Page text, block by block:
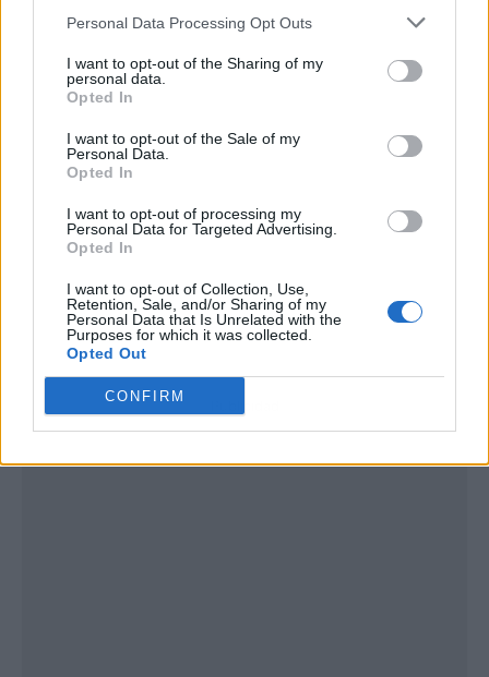
Personal Data Processing Opt Outs
I want to opt-out of the Sharing of my
personal data.
Opted In
I want to opt-out of the Sale of my
Personal Data.
Opted In
I want to opt-out of processing my
Personal Data for Targeted Advertising.
Opted In
I want to opt-out of Collection, Use,
Retention, Sale, and/or Sharing of my
Personal Data that Is Unrelated with the
Purposes for which it was collected.
Opted Out
CONFIRM